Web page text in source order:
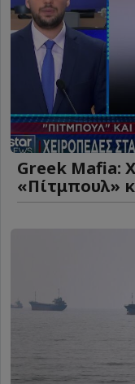
Greek Mafia:
«Πίτμπουλ»